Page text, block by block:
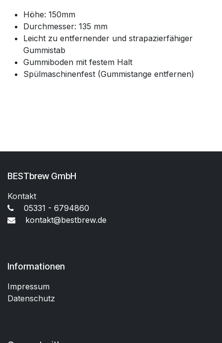
Höhe: 150mm
Durchmesser: 135 mm
Leicht zu entfernender und strapazierfähiger
Gummistab
Gummiboden mit festem Halt
Spülmaschinenfest (Gummistange entfernen)
BESTbrew GmbH
Kontakt
05331 - 6794860
kontakt@bestbrew.de
Informationen
Impressum
Datenschutz